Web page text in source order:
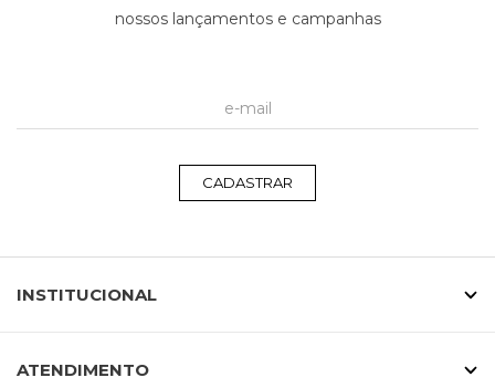
nossos lançamentos e campanhas
CADASTRAR
INSTITUCIONAL
ATENDIMENTO